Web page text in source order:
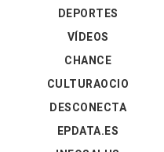
DEPORTES
VÍDEOS
CHANCE
CULTURAOCIO
DESCONECTA
EPDATA.ES